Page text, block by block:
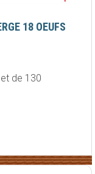
18 OEUFS
de 130